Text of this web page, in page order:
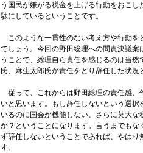
う国民が嫌がる税金を上げる行動をおこ
駄にしているということです。
このような一貫性のない考え方や行動を
でしょう。今回の野田総理への問責決議
うことで、総理自ら責任を感じるのは当
氏、麻生太郎氏が責任をとり辞任した状
従って、これからは野田総理の責任感、
いと思います。もし辞任しないという選
いるのに国会が機能しない、さらに莫大
か？ということになります。言うまでも
ず辞任しないということであれば、やは
す。